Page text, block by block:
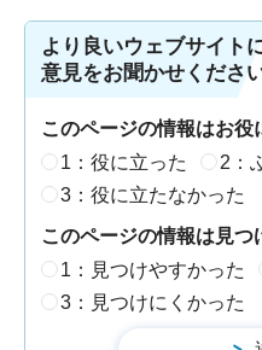
より良いウェブサイト
意見をお聞かせくださ
このページの情報はお役
1：役に立った
2：
3：役に立たなかった
このページの情報は見つ
1：見つけやすかった
3：見つけにくかった